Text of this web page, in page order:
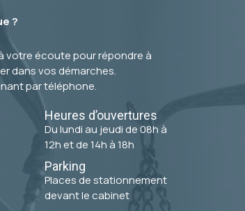
?
votre écoute pour répondre à
dans vos démarches.
par téléphone.
Heures d’ouvertures
Du lundi au jeudi de 08h à
12h et de 14h à 18h
Parking
Places de stationnement
devant le cabinet